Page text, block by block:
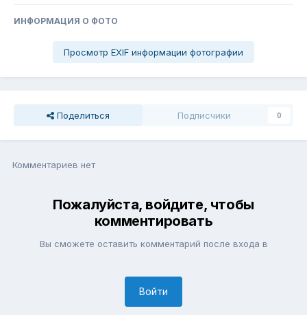
ИНФОРМАЦИЯ О ФОТО
Просмотр EXIF информации фотографии
Поделиться Подписчики 0
Комментариев нет
Пожалуйста, войдите, чтобы
комментировать
Вы сможете оставить комментарий после входа в
Войти